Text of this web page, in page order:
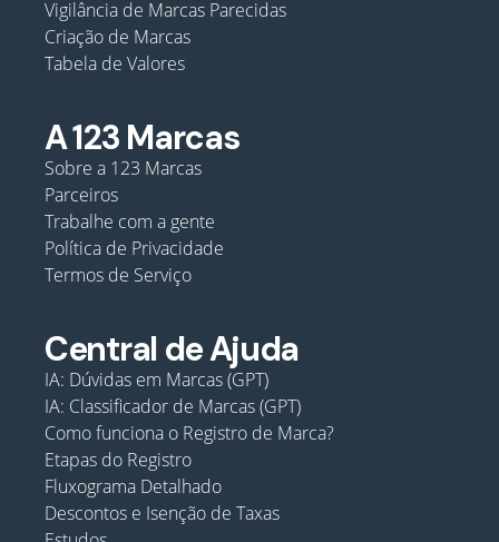
Vigilância de Marcas Parecidas
Criação de Marcas
Tabela de Valores
A 123 Marcas
Sobre a 123 Marcas
Parceiros
Trabalhe com a gente
Política de Privacidade
Termos de Serviço
Central de Ajuda
IA: Dúvidas em Marcas (GPT)
IA: Classificador de Marcas (GPT)
Como funciona o Registro de Marca?
Etapas do Registro
Fluxograma Detalhado
Descontos e Isenção de Taxas